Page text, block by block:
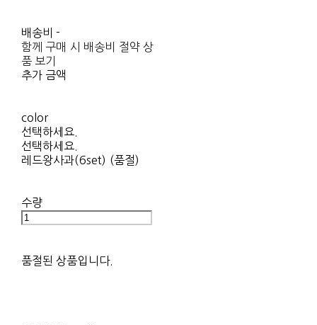
배송비-
함께 구매 시 배송비 절약 상
품 보기
추가 금액
color
선택하세요.
선택하세요.
레드왕사과(6set) (품절)
수량
품절된 상품입니다.